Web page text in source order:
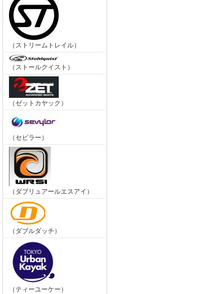
（ストリームトレイル）
（ストールクイスト）
（ゼットカヤック）
（セビラー）
（ダブリュアールエスアイ）
（ダブルダッチ）
（ティーユーケー）